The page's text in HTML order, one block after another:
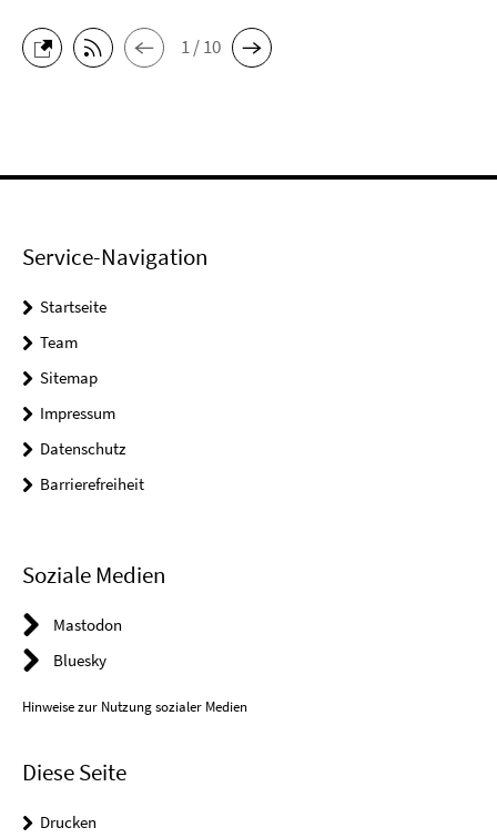
1 / 10
Service-Navigation
Startseite
Team
Sitemap
Impressum
Datenschutz
Barrierefreiheit
Soziale Medien
Mastodon
Bluesky
Hinweise zur Nutzung sozialer Medien
Diese Seite
Drucken